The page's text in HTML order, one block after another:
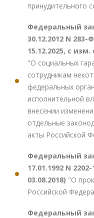
принудительного
Федеральный
30.12.2012 N 283-
15.12.2025, с изм.
"О социальных
сотрудникам
федеральных
исполнительной
внесении
отдельные
акты Российской
Федеральный
17.01.1992 N
03.08.2018) "О
Российской
Федеральный